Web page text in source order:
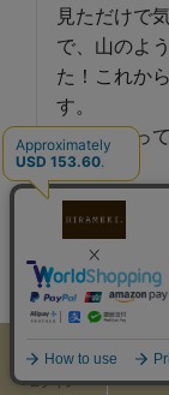
見ただけで
で、山のよ
た！これか
す。
大切に使っ
ざいます。
名無し 1
投稿日
2025/
ログイン